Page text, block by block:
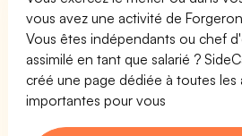
vous avez une activité de
Vous êtes indépendants ou chef
assimilé en tant que salarié ?
créé une page dédiée à toutes les
importantes pour vous